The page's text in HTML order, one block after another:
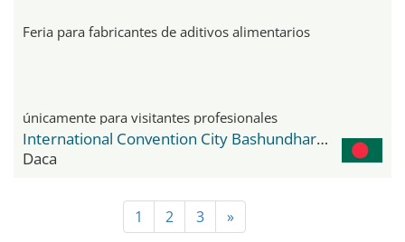
Feria para fabricantes de aditivos alimentarios
únicamente para visitantes profesionales
International Convention City Bashundhara - ICCB
Daca
1 2 3 »